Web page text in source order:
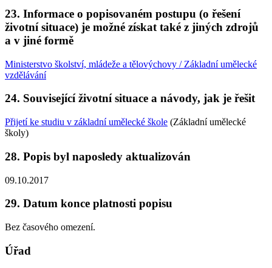
23. Informace o popisovaném postupu (o řešení
životní situace) je možné získat také z jiných zdrojů
a v jiné formě
Ministerstvo školství, mládeže a tělovýchovy / Základní umělecké
vzdělávání
24. Související životní situace a návody, jak je řešit
Přijetí ke studiu v základní umělecké škole (Základní umělecké
školy)
28. Popis byl naposledy aktualizován
09.10.2017
29. Datum konce platnosti popisu
Bez časového omezení.
Úřad